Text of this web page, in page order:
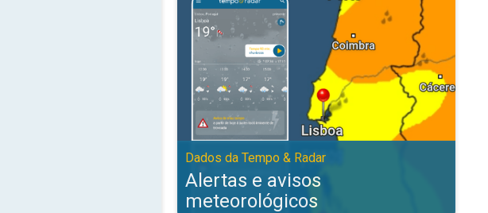
Dados da Tempo & Radar
Alertas e avisos
meteorológicos